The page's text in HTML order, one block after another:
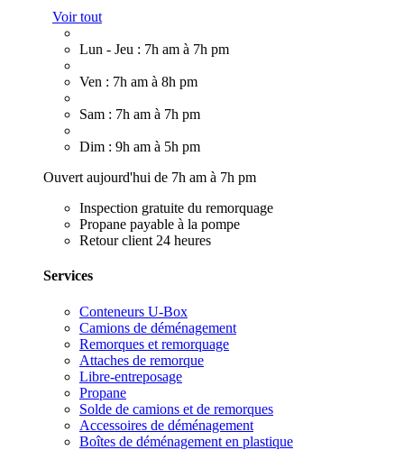
Voir tout
Lun - Jeu : 7h am à 7h pm
Ven : 7h am à 8h pm
Sam : 7h am à 7h pm
Dim : 9h am à 5h pm
Ouvert aujourd'hui de 7h am à 7h pm
Inspection gratuite du remorquage
Propane payable à la pompe
Retour client 24 heures
Services
Conteneurs U-Box
Camions de déménagement
Remorques et remorquage
Attaches de remorque
Libre-entreposage
Propane
Solde de camions et de remorques
Accessoires de déménagement
Boîtes de déménagement en plastique